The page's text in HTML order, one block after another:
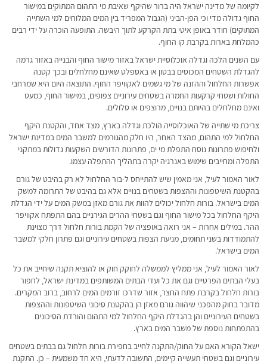
לקיומה של מדינה ישראל היה ברור שהיקף שאיבת מי התהום המתוקים במישור
החוף גדולה מדי וכי הפן-הביני (הגבול המפריד בין המים המלוחים למי השתייה
המתוקים) חודר באופן איטי בתת הקרקע לתוך היבשה. התופעה הוכרה על ידי רבים
כהמלחת בארות בקרבת קו החוף.
עם השנים הלכה וגדלה אוכלוסיית ישראל באזור מישור החוף והבנייה באזור גרמה
להגדלת השטחים המכוסים בבטון או באספלט שאינם מחלחלים ובכך קטנה
אפשרות החלחול וההזנה של מי גשמים לאקוויפר החוף. התוצאה היום היא שמרחבי
החולות ושטחי קרקעות החמרה בשטחים עירוניים צפופים, במישור החוף, כמעט
ואינם מחלחלים בהיותם בנויים, מרוצפים או סלולים.
צריכת מי שתייה של האוכלוסייה הולכת וגדלה בארץ, מצד אחד, והקטנת היקף
החלחול למי התהום, מהצד האחר, היו חלק מהגורמים למשבר המים במדינת ישראל
ולחיפוש פתרונות נוסח התפלת מי ים, פתרונות הדורשים השקעות גדולות במתקני
התפלה ומחייבים שימוש באנרגיה יקרה בתהליך ההתפלה עצמו.
לאור האמור לעיל, אני מאמין שיש להתייחס ל-בור החלחול לא רק בהיבט של גורם
בהקטנת השיטפונות וההצפות בשטחים בנויים אלא גם בהיבט של התרומה למשק
המים בישראל. בורות חלחול יכולים להוות את גורם מאזן במשק המים על ידי הגדלת
היקף החלחול בכל מישור החוף וגם בשטחי ההרים הגירניים בהם התפתח אקוויפר
ההר. במילים אחרות – אני רואה באופציה של הקמת בורות חלחול דרך מצוינת
להתמודדות בשני תחומים, מניעת הצפות בשטחים עירוניים וגם פתרון חלקי למשבר
המים בישראל.
לאור האמור לעיל, אני ממליץ לממשלה לחוקק חוק או להוציא תקנה שיחייב את כל
בעלי הבתים הפרטיים וגם את כל ועדי הבתים המשותפים במדינת ישראל, לחפור
בורות חלחול בקרבת פתח החצר, אזור שדרכו זורמים המים לרחוב, ברוב המקרים.
מדובר בחוק מהפכני שיהווה גורם מאזן הן בהקטנת סיכוני השיטפונות וההצפות
בשטחים העירוניים והן בהגדלת היקף החלחול למי התהום והורדת הסיכונים
בהתפתחות נוספת של משבר המים בארץ.
ישאל הקורא האם על החוק/התקנה לחייב בחפירת בורות חלחול גם בבתים בשטחים
עירוניים וגם בשטחי תעשייה קיימים, התשובה לדעתי, היא חד משמעית – כן. התקנת